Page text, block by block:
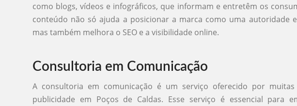
como blogs, vídeos e infográficos, que informam e entretêm os
conteúdo não só ajuda a posicionar a marca como uma autoridade
mas também melhora o SEO e a visibilidade online.
Consultoria em Comunicação
A consultoria em comunicação é um serviço oferecido por muitas
publicidade em Poços de Caldas. Esse serviço é essencial para